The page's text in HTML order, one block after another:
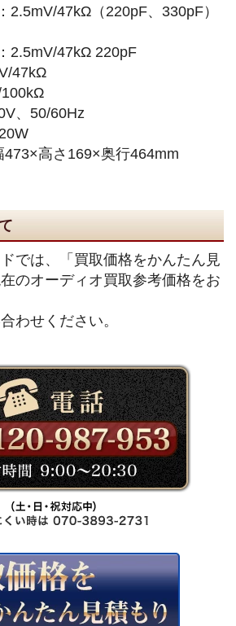
2.5mV/47kΩ（220pF、330pF）
2.5mV/47kΩ 220pF
47kΩ
100kΩ
、50/60Hz
473×高さ169×奥行464mm
では、「買取価格をかんたん見
のオーディオ買取参考価格をお
わせください。